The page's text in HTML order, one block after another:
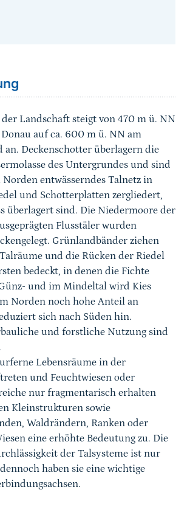
Landschaft steigt von 470 m ü. NN
auf ca. 600 m ü. NN am
an. Deckenschotter überlagern die
des Untergrundes und sind
entwässerndes Talnetz in
und Schotterplatten zergliedert,
überlagert sind. Die Niedermoore der
Flusstäler wurden
Grünlandbänder ziehen
und die Rücken der Riedel
bedeckt, in denen die Fichte
und im Mindeltal wird Kies
Norden noch hohe Anteil an
sich nach Süden hin.
und forstliche Nutzung sind
Lebensräume in der
und Feuchtwiesen oder
nur fragmentarisch erhalten
Kleinstrukturen sowie
Waldrändern, Ranken oder
eine erhöhte Bedeutung zu. Die
der Talsysteme ist nur
haben sie eine wichtige